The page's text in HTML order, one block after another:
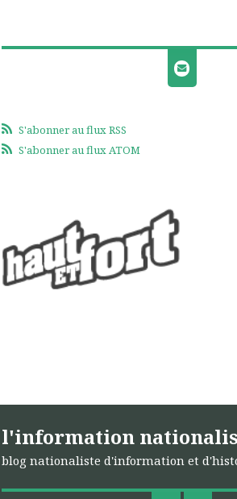
S'abonner au flux RSS
S'abonner au flux ATOM
l'information
blog nationaliste d'information et